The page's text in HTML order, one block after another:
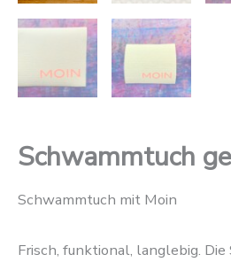
Schwammtuch
Schwammtuch mit Moin
Frisch, funktional, langlebig.